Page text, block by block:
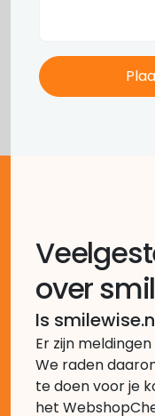
over
Is
Er zijn
We raden
te doen voor je
het